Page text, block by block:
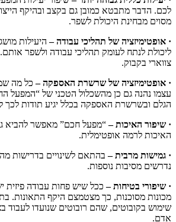
לכם. הדבר מתבטא כמובן גם בקצב ובהיקף
מסוים מבחינת היכולת לשפר.
· אופטימיזציה של תהליכי עבודה –היעילות
ליכולת לנתח לעומק תהליכי עבודה ולשפר
צווארי בקבוק.
· אופטימיזציה של שרשרת האספקה –כל מה
עצמו נהנה גם כן מהשכלול הטכני של “המפעל
הגלם ובשרשרת האספקה בכלל יגיע תודות לכך
· שיפור האיכות –“מפעל חכם” מאפשר להביא
האיכות לרמה אופטימלית.
· גמישות מרבית –בהתאם לשינויים בדרישות
נדרשים מסיבות נוספות.
· שיפורי בטיחות –ככל שיש פחות עבודה פיזית
מכונות מסוכנות, כך מצטמצם היקף התאונות.
שימוש בקובוטים, שהם רובוטים שנועדו לעבוד
אדם.